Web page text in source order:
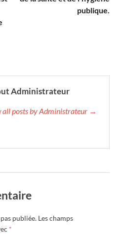
publique.
Administrateur
all posts by Administrateur →
publiée. Les champs
*